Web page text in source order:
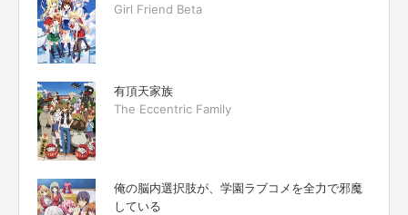
Girl Friend Beta
有頂天家族
The Eccentric Family
俺の脳内選択肢が、学園ラブコメを全力で邪魔
している